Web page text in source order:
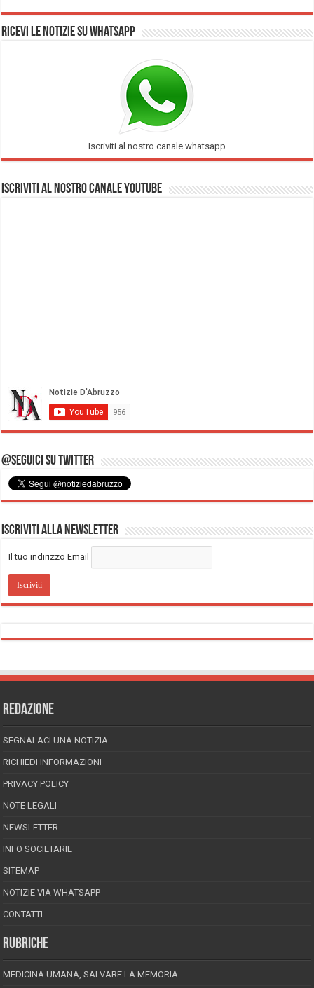
Ricevi le notizie su Whatsapp
Iscriviti al nostro canale whatsapp
Iscriviti al nostro Canale Youtube
@Seguici su Twitter
Iscriviti alla Newsletter
Il tuo indirizzo Email
REDAZIONE
SEGNALACI UNA NOTIZIA
RICHIEDI INFORMAZIONI
PRIVACY POLICY
NOTE LEGALI
NEWSLETTER
INFO SOCIETARIE
SITEMAP
NOTIZIE VIA WHATSAPP
CONTATTI
RUBRICHE
MEDICINA UMANA, SALVARE LA MEMORIA